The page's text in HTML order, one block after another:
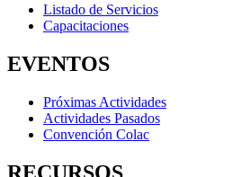
Listado de Servicios
Capacitaciones
EVENTOS
Próximas Actividades
Actividades Pasados
Convención Colac
RECURSOS